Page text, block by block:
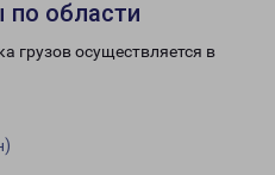
по области
грузов осуществляется в